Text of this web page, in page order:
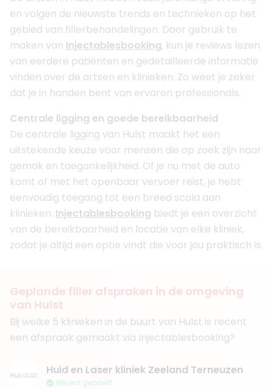
en volgen de nieuwste trends en technieken op het
gebied van fillerbehandelingen. Door gebruik te
maken van Injectablesbooking, kun je reviews lezen
van eerdere patiënten en gedetailleerde informatie
vinden over de artsen en klinieken. Zo weet je zeker
dat je in handen bent van ervaren professionals.
Centrale ligging en goede bereikbaarheid
De centrale ligging van Hulst maakt het een
uitstekende keuze voor mensen die op zoek zijn naar
gemak en toegankelijkheid. Of je nu met de auto
komt of met het openbaar vervoer reist, je hebt
eenvoudig toegang tot een breed scala aan
klinieken. Injectablesbooking biedt je een overzicht
van de bereikbaarheid en locatie van elke kliniek,
zodat je altijd een optie vindt die voor jou praktisch is.
Geplande filler afspraken in de omgeving
van Hulst
Bij welke 5 klinieken in de buurt van Hulst is recent
een afspraak gemaakt via Injectablesbooking?
Huid en Laser kliniek Zeeland Terneuzen
Recent geboekt